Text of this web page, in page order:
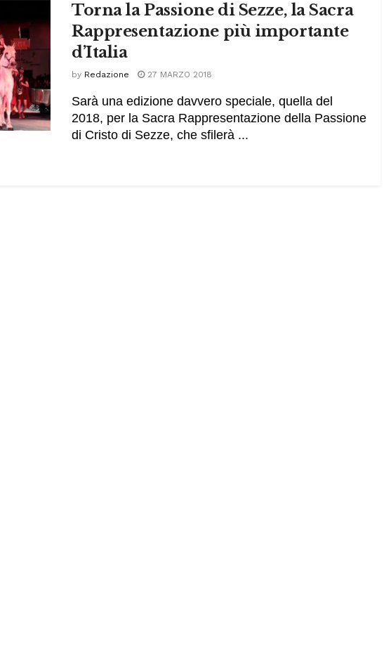
Torna la Passione di Sezze, la Sacra
Rappresentazione più importante
d’Italia
by Redazione 27 MARZO 2018
Sarà una edizione davvero speciale, quella del
2018, per la Sacra Rappresentazione della Passione
di Cristo di Sezze, che sfilerà ...